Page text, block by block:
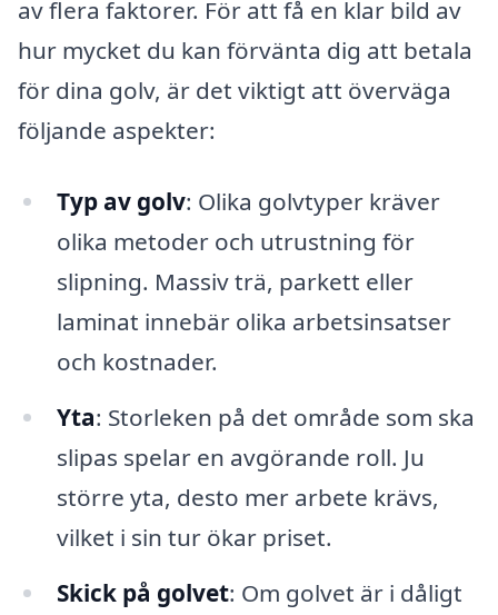
av flera faktorer. För att få en klar bild av
hur mycket du kan förvänta dig att betala
för dina golv, är det viktigt att överväga
följande aspekter:
Typ av golv: Olika golvtyper kräver
olika metoder och utrustning för
slipning. Massiv trä, parkett eller
laminat innebär olika arbetsinsatser
och kostnader.
Yta: Storleken på det område som ska
slipas spelar en avgörande roll. Ju
större yta, desto mer arbete krävs,
vilket i sin tur ökar priset.
Skick på golvet: Om golvet är i dåligt